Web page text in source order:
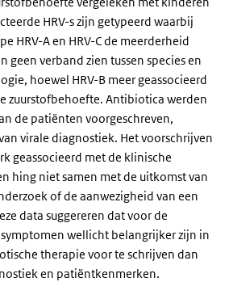
HRV-s zijn getypeerd waarbij
HRV-A en HRV-C de meerderheid
geen verband zien tussen species en
hoewel HRV-B meer geassocieerd
zuurstofbehoefte. Antibiotica werden
de patiënten voorgeschreven,
virale diagnostiek. Het voorschrijven
geassocieerd met de klinische
hing niet samen met de uitkomst van
of de aanwezigheid van een
data suggereren dat voor de
wellicht belangrijker zijn in
therapie voor te schrijven dan
en patiëntkenmerken.